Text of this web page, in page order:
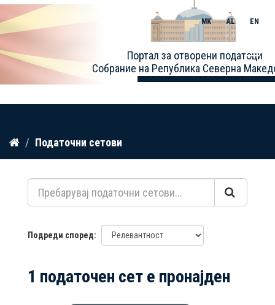
Прескокнете
содржина
Портал за отворени податоци
Собрание на Република Северна
MK AL EN
Toggle
Податочни сетови
Подреди според
1 податочен сет е пронајден